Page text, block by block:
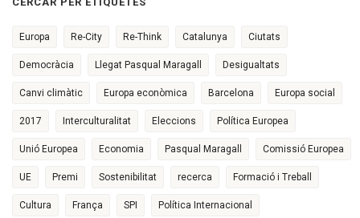
Europa Re-City Re-Think Catalunya Ciutats
Democràcia Llegat Pasqual Maragall Desigualtats
Canvi climàtic Europa econòmica Barcelona Europa social
2017 Interculturalitat Eleccions Política Europea
Unió Europea Economia Pasqual Maragall Comissió Europea
UE Premi Sostenibilitat recerca Formació i Treball
Cultura França SPI Política Internacional